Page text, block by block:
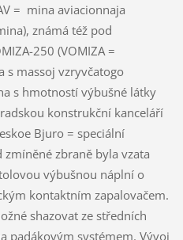
= mina aviacionnaja
známá též pod
250 (VOMIZA =
s massoj vzryvčatogo
s hmotností výbušné látky
konstrukční kanceláří
Bjuro = speciální
zmíněné zbraně byla vzata
výbušnou náplní o
kontaktním zapalovačem.
shazovat ze středních
padákovým systémem. Vývoj